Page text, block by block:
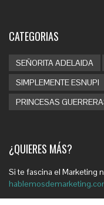
CATEGORIAS
SEÑORITA ADELAIDA
SIMPLEMENTE ESNUPI
PRINCESAS
¿QUIERES MÁS?
Si te fascina el Marketing